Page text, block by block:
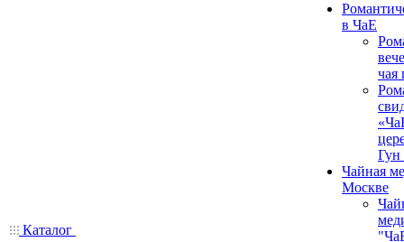
Каталог
в ЧаЕ
Чайная
Москве